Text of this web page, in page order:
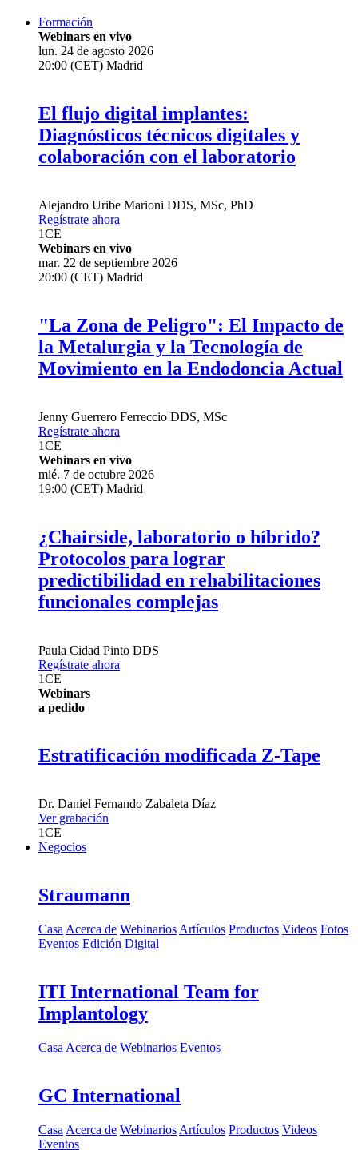
Formación
Webinars en vivo
lun. 24 de agosto 2026
20:00 (CET) Madrid
El flujo digital implantes:
Diagnósticos técnicos digitales y
colaboración con el laboratorio
Alejandro Uribe Marioni DDS, MSc, PhD
Regístrate ahora
1CE
Webinars en vivo
mar. 22 de septiembre 2026
20:00 (CET) Madrid
"La Zona de Peligro": El Impacto de
la Metalurgia y la Tecnología de
Movimiento en la Endodoncia Actual
Jenny Guerrero Ferreccio DDS, MSc
Regístrate ahora
1CE
Webinars en vivo
mié. 7 de octubre 2026
19:00 (CET) Madrid
¿Chairside, laboratorio o híbrido?
Protocolos para lograr
predictibilidad en rehabilitaciones
funcionales complejas
Paula Cidad Pinto DDS
Regístrate ahora
1CE
Webinars
a pedido
Estratificación modificada Z-Tape
Dr. Daniel Fernando Zabaleta Díaz
Ver grabación
1CE
Negocios
Straumann
Casa Acerca de Webinarios Artículos Productos Videos Fotos
Eventos Edición Digital
ITI International Team for
Implantology
Casa Acerca de Webinarios Eventos
GC International
Casa Acerca de Webinarios Artículos Productos Videos
Eventos